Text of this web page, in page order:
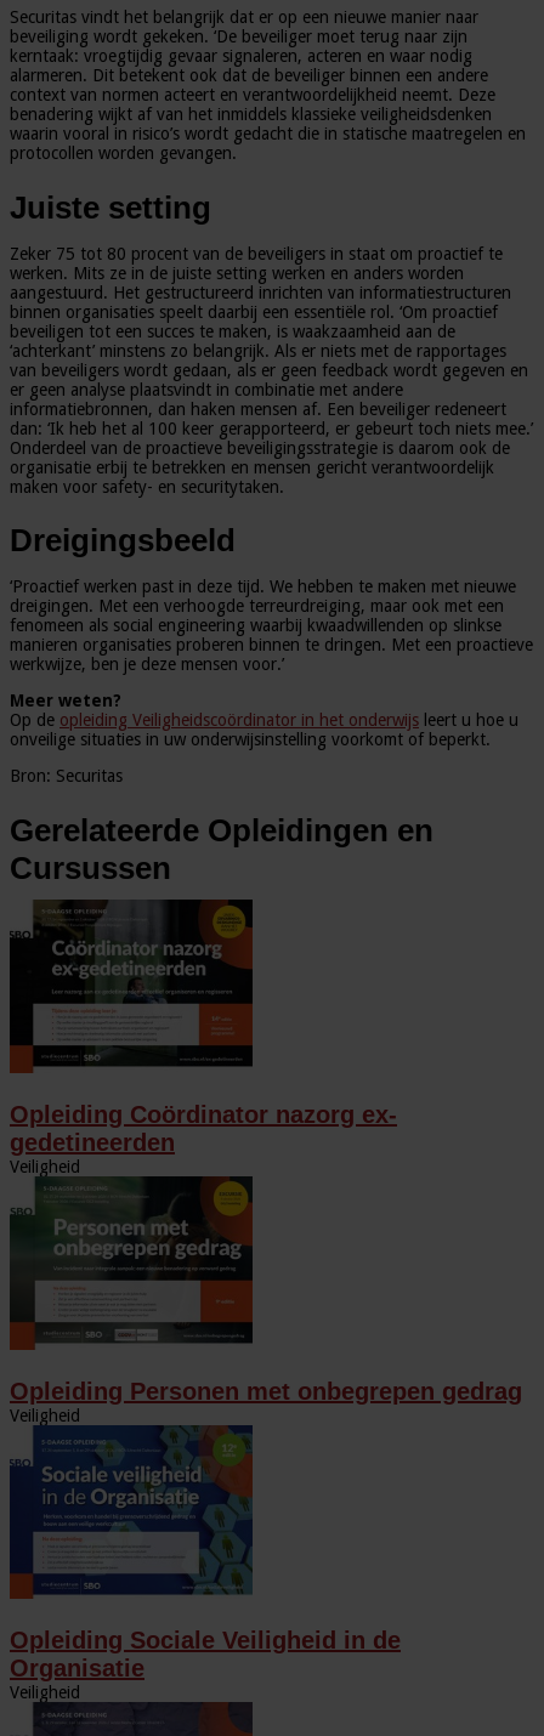
Securitas vindt het belangrijk dat er op een nieuwe manier naar
beveiliging wordt gekeken. ‘De beveiliger moet terug naar zijn
kerntaak: vroegtijdig gevaar signaleren, acteren en waar nodig
alarmeren. Dit betekent ook dat de beveiliger binnen een andere
context van normen acteert en verantwoordelijkheid neemt. Deze
benadering wijkt af van het inmiddels klassieke veiligheidsdenken
waarin vooral in risico’s wordt gedacht die in statische maatregelen en
protocollen worden gevangen.
Juiste setting
Zeker 75 tot 80 procent van de beveiligers in staat om proactief te
werken. Mits ze in de juiste setting werken en anders worden
aangestuurd. Het gestructureerd inrichten van informatiestructuren
binnen organisaties speelt daarbij een essentiële rol. ‘Om proactief
beveiligen tot een succes te maken, is waakzaamheid aan de
‘achterkant’ minstens zo belangrijk. Als er niets met de rapportages
van beveiligers wordt gedaan, als er geen feedback wordt gegeven en
er geen analyse plaatsvindt in combinatie met andere
informatiebronnen, dan haken mensen af. Een beveiliger redeneert
dan: ‘Ik heb het al 100 keer gerapporteerd, er gebeurt toch niets mee.’
Onderdeel van de proactieve beveiligingsstrategie is daarom ook de
organisatie erbij te betrekken en mensen gericht verantwoordelijk
maken voor safety- en securitytaken.
Dreigingsbeeld
‘Proactief werken past in deze tijd. We hebben te maken met nieuwe
dreigingen. Met een verhoogde terreurdreiging, maar ook met een
fenomeen als social engineering waarbij kwaadwillenden op slinkse
manieren organisaties proberen binnen te dringen. Met een proactieve
werkwijze, ben je deze mensen voor.’
Meer weten?
Op de opleiding Veiligheidscoördinator in het onderwijs leert u hoe u
onveilige situaties in uw onderwijsinstelling voorkomt of beperkt.
Bron: Securitas
Gerelateerde Opleidingen en
Cursussen
Opleiding Coördinator nazorg ex-
gedetineerden
Veiligheid
Opleiding Personen met onbegrepen gedrag
Veiligheid
Opleiding Sociale Veiligheid in de
Organisatie
Veiligheid